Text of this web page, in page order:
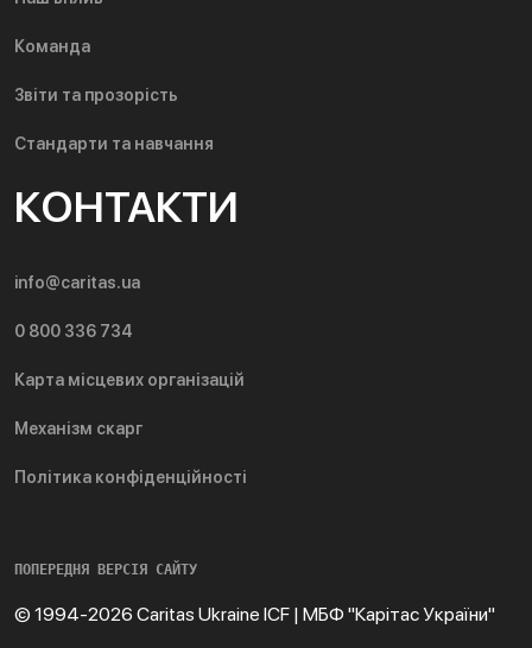
Команда
Звіти та прозорість
Стандарти та навчання
КОНТАКТИ
info@caritas.ua
0 800 336 734
Карта місцевих організацій
Механізм скарг
Політика конфіденційності
ПОПЕРЕДНЯ ВЕРСІЯ САЙТУ
© 1994-2026 Caritas Ukraine ICF | МБФ "Карітас України"